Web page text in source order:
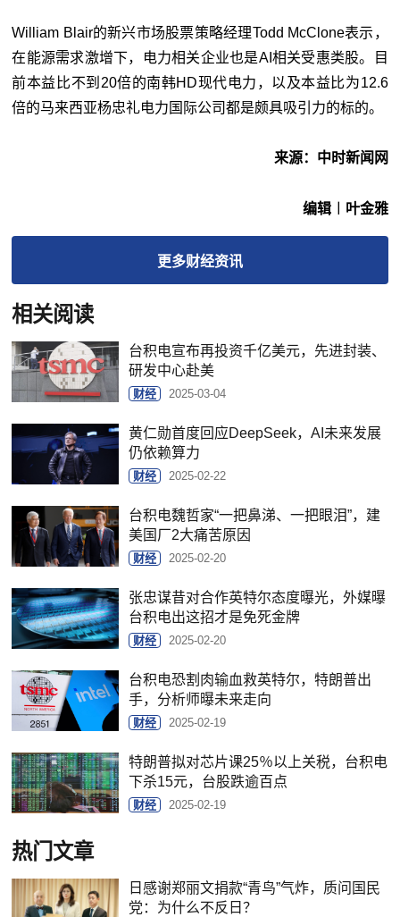
William Blair的新兴市场股票策略经理Todd McClone表示，
在能源需求激增下，电力相关企业也是AI相关受惠类股。目
前本益比不到20倍的南韩HD现代电力，以及本益比为12.6
倍的马来西亚杨忠礼电力国际公司都是颇具吸引力的标的。
来源：中时新闻网
编辑︱叶金雅
更多财经资讯
相关阅读
台积电宣布再投资千亿美元，先进封装、
研发中心赴美
财经 2025-03-04
黄仁勋首度回应DeepSeek，AI未来发展
仍依赖算力
财经 2025-02-22
台积电魏哲家“一把鼻涕、一把眼泪”，建
美国厂2大痛苦原因
财经 2025-02-20
张忠谋昔对合作英特尔态度曝光，外媒曝
台积电出这招才是免死金牌
财经 2025-02-20
台积电恐割肉输血救英特尔，特朗普出
手，分析师曝未来走向
财经 2025-02-19
特朗普拟对芯片课25％以上关税，台积电
下杀15元，台股跌逾百点
财经 2025-02-19
热门文章
日感谢郑丽文捐款“青鸟”气炸，质问国民
党：为什么不反日？